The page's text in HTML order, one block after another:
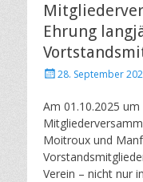
Ehrung
Posted28. September
Am 01.10.2025
Moitroux und
Verein – nicht nur